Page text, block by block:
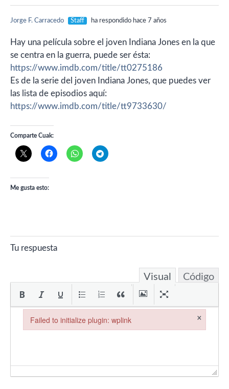
maniático.
Jorge F. Carracedo Staff ha respondido hace 7 años
Hay una película sobre el joven Indiana Jones en la que
se centra en la guerra, puede ser ésta:
https://www.imdb.com/title/tt0275186
Es de la serie del joven Indiana Jones, que puedes ver
las lista de episodios aquí:
https://www.imdb.com/title/tt9733630/
Comparte Cuak:
Me gusta esto:
Tu respuesta
Visual Código
Failed to initialize plugin: wplink ×
Failed to initialize plugin: wplink